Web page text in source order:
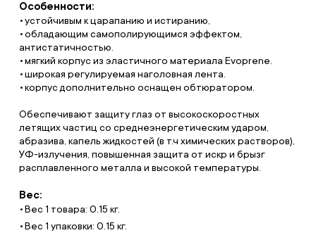
Особенности:
устойчивым к царапанию и истиранию,
обладающим самополирующимся эффектом,
антистатичностью.
мягкий корпус из эластичного материала Evoprene.
широкая регулируемая наголовная лента.
корпус дополнительно оснащен обтюратором.
Обеспечивают защиту глаз от высокоскоростных
летящих частиц со среднеэнергетическим ударом,
абразива, капель жидкостей (в т.ч химических растворов),
УФ-излучения, повышенная защита от искр и брызг
расплавленного металла и высокой температуры.
Вес:
Вес 1 товара: 0.15 кг.
Вес 1 упаковки: 0.15 кг.